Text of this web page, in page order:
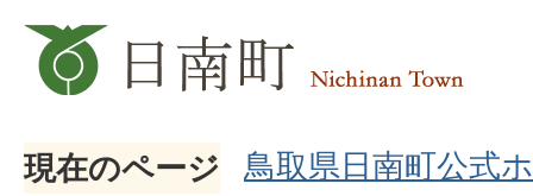
現在のページ 鳥取県日南町公式